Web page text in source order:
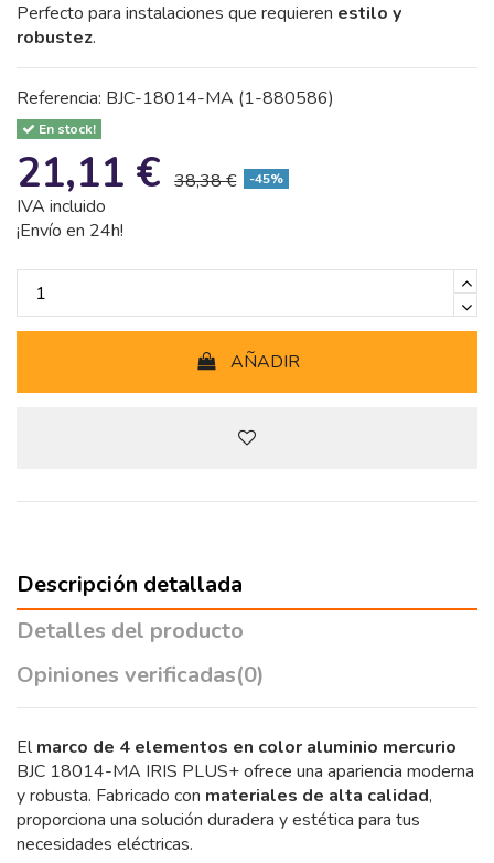
Perfecto para instalaciones que requieren estilo y
robustez.
Referencia: BJC-18014-MA (1-880586)
En stock!
21,11 € 38,38 € -45%
IVA incluido
¡Envío en 24h!
AÑADIR
Descripción detallada
Detalles del producto
Opiniones verificadas(0)
Elmarco de 4 elementos en color aluminio mercurio
BJC 18014-MA IRIS PLUS+ ofrece una apariencia moderna
y robusta. Fabricado con materiales de alta calidad,
proporciona una solución duradera y estética para tus
necesidades eléctricas.